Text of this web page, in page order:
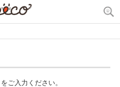
ご入力ください。